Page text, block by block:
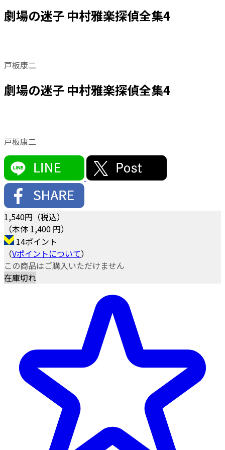
劇場の迷子 中村雅楽探偵全集4
戸板康二
劇場の迷子 中村雅楽探偵全集4
戸板康二
1,540円（税込）
（本体 1,400 円）
14ポイント
（Vポイントについて）
この商品はご購入いただけません
在庫切れ